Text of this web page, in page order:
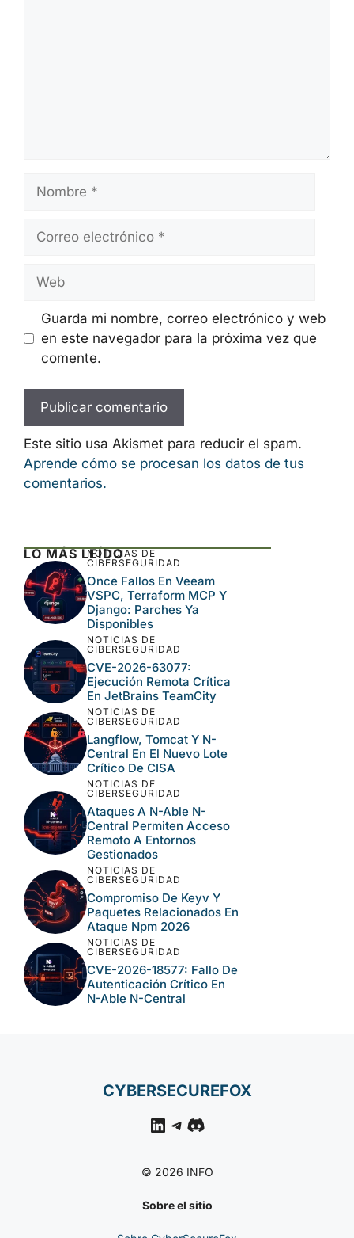
Nombre
Correo
Web
Guarda mi nombre, correo electrónico y web
en este navegador para la próxima vez que
comente.
Este sitio usa Akismet para reducir el spam.
Aprende cómo se procesan los datos de tus
comentarios.
LO MÁS LEÍDO
NOTICIAS DE
CIBERSEGURIDAD
Once Fallos En Veeam
VSPC, Terraform MCP Y
Django: Parches Ya
Disponibles
NOTICIAS DE
CIBERSEGURIDAD
CVE-2026-63077:
Ejecución Remota Crítica
En JetBrains TeamCity
NOTICIAS DE
CIBERSEGURIDAD
Langflow, Tomcat Y N-
Central En El Nuevo Lote
Crítico De CISA
NOTICIAS DE
CIBERSEGURIDAD
Ataques A N-Able N-
Central Permiten Acceso
Remoto A Entornos
Gestionados
NOTICIAS DE
CIBERSEGURIDAD
Compromiso De Keyv Y
Paquetes Relacionados En
Ataque Npm 2026
NOTICIAS DE
CIBERSEGURIDAD
CVE-2026-18577: Fallo De
Autenticación Crítico En
N-Able N-Central
CYBERSECUREFOX
LinkedIn
Telegram
Discord
© 2026 INFO
Sobre el sitio